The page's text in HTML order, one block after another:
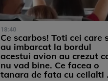
18:40
Ce scarbos! Toti cei care
au imbarcat la bordul
acestui avion au crezut
nu vad bine. Ce facea o
tanara de fata cu ceilalti